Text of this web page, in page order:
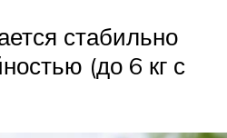
стабильно
(до 6 кг с